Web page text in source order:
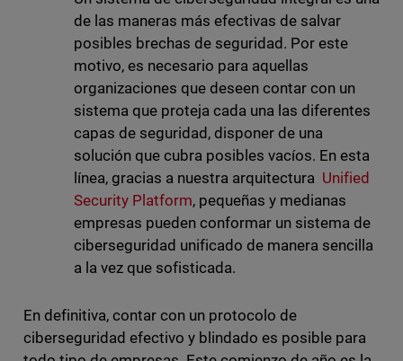
de las maneras más efectivas de salvar
posibles brechas de seguridad. Por este
motivo, es necesario para aquellas
organizaciones que deseen contar con un
sistema que proteja cada una las diferentes
capas de seguridad, disponer de una
solución que cubra posibles vacíos. En esta
línea, gracias a nuestra arquitectura Unified
Security Platform, pequeñas y medianas
empresas pueden conformar un sistema de
ciberseguridad unificado de manera sencilla
a la vez que sofisticada.
En definitiva, contar con un protocolo de
ciberseguridad efectivo y blindado es posible para